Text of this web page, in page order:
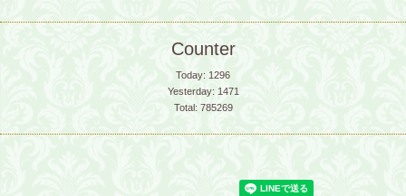
Counter
Today: 1296
Yesterday: 1471
Total: 785269